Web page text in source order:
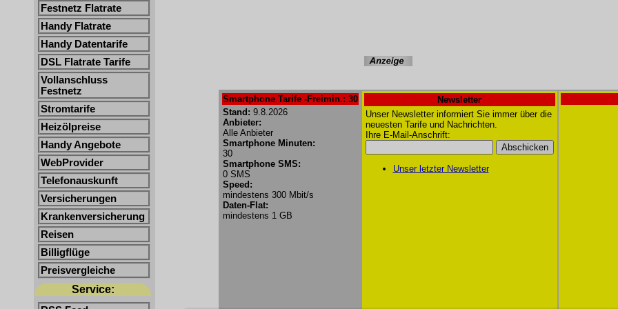
Festnetz Flatrate
Handy Flatrate
Handy Datentarife
DSL Flatrate Tarife
Vollanschluss
Festnetz
Stromtarife
Heizölpreise
Handy Angebote
WebProvider
Telefonauskunft
Versicherungen
Krankenversicherung
Reisen
Billigflüge
Preisvergleiche
Service:
Smartphone Tarife -Freimin.: 30
Stand: 9.8.2026
Anbieter:
Alle Anbieter
Smartphone Minuten:
30
Smartphone SMS:
0 SMS
Speed:
mindestens 300 Mbit/s
Daten-Flat:
mindestens 1 GB
Newsletter
Unser Newsletter informiert Sie immer über die
neuesten Tarife und Nachrichten.
Ihre E-Mail-Anschrift:
Unser letzter Newsletter